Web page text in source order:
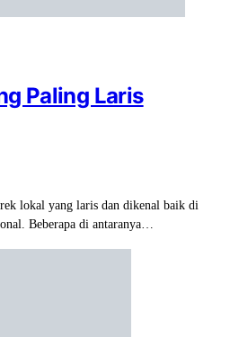
Paling Laris
lokal yang laris dan dikenal baik di
Beberapa di antaranya…